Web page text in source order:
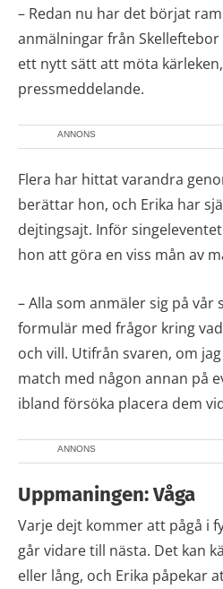
– Redan nu har det börjat
anmälningar från
ett nytt sätt att möta
pressmeddelande.
ANNONS
Flera har hittat varandra
berättar hon, och Erika har
dejtingsajt. Inför
hon att göra en viss mån av
– Alla som anmäler sig på vår
formulär med frågor kring
och vill. Utifrån svaren, om
match med någon annan på
ibland försöka placera dem
ANNONS
Uppmaningen: Våga
Varje dejt kommer att pågå i
går vidare till nästa. Det kan
eller lång, och Erika påpekar